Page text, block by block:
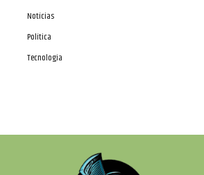
Notícias
Política
Tecnologia